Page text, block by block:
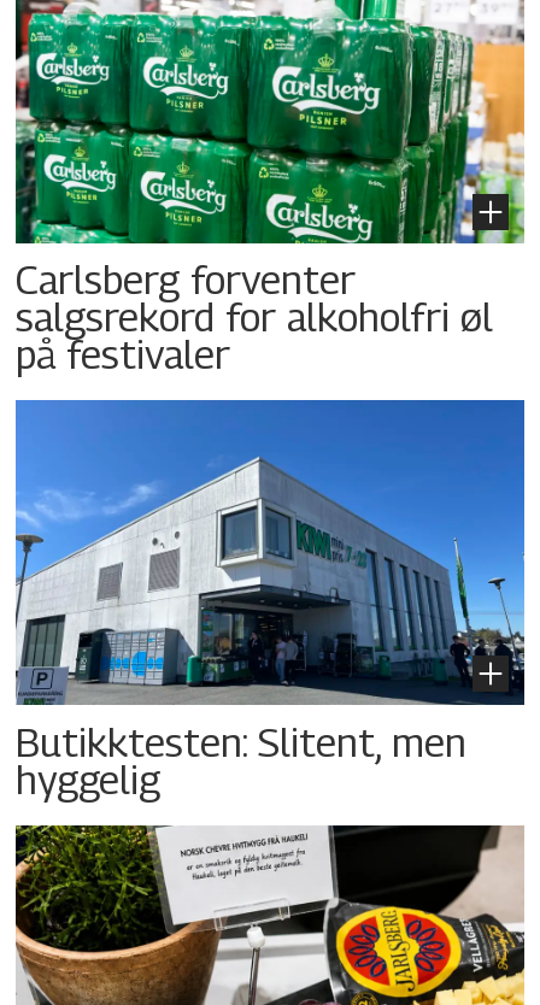
Carlsberg forventer
salgsrekord for alkoholfri øl
på festivaler
Butikktesten: Slitent, men
hyggelig